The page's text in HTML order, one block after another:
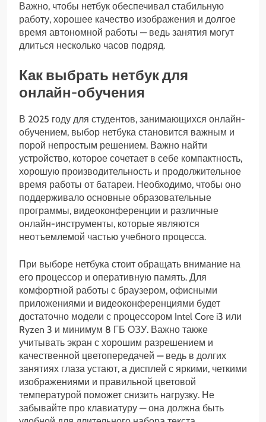
Важно, чтобы нетбук обеспечивал стабильную
работу, хорошее качество изображения и долгое
время автономной работы — ведь занятия могут
длиться несколько часов подряд.
Как выбрать нетбук для
онлайн-обучения
В 2025 году для студентов, занимающихся онлайн-
обучением, выбор нетбука становится важным и
порой непростым решением. Важно найти
устройство, которое сочетает в себе компактность,
хорошую производительность и продолжительное
время работы от батареи. Необходимо, чтобы оно
поддерживало основные образовательные
программы, видеоконференции и различные
онлайн-инструменты, которые являются
неотъемлемой частью учебного процесса.
При выборе нетбука стоит обращать внимание на
его процессор и оперативную память. Для
комфортной работы с браузером, офисными
приложениями и видеоконференциями будет
достаточно модели с процессором Intel Core i3 или
Ryzen 3 и минимум 8 ГБ ОЗУ. Важно также
учитывать экран с хорошим разрешением и
качественной цветопередачей — ведь в долгих
занятиях глаза устают, а дисплей с яркими, четкими
изображениями и правильной цветовой
температурой поможет снизить нагрузку. Не
забывайте про клавиатуру — она должна быть